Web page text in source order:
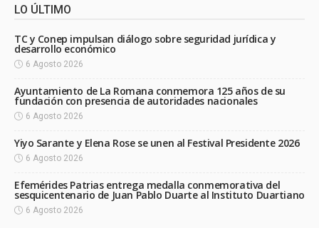
LO ÚLTIMO
TC y Conep impulsan diálogo sobre seguridad jurídica y
desarrollo económico
6 Agosto 2026
Ayuntamiento de La Romana conmemora 125 años de su
fundación con presencia de autoridades nacionales
6 Agosto 2026
Yiyo Sarante y Elena Rose se unen al Festival Presidente 2026
6 Agosto 2026
Efemérides Patrias entrega medalla conmemorativa del
sesquicentenario de Juan Pablo Duarte al Instituto Duartiano
6 Agosto 2026